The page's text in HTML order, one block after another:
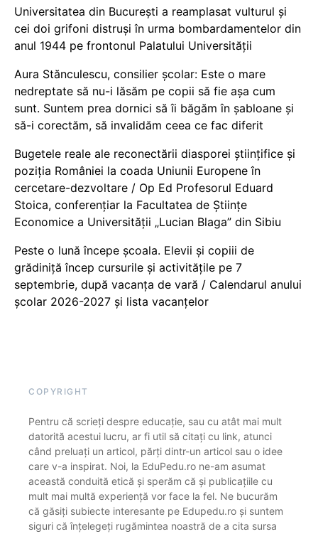
Universitatea din București a reamplasat vulturul și
cei doi grifoni distruși în urma bombardamentelor din
anul 1944 pe frontonul Palatului Universității
Aura Stănculescu, consilier școlar: Este o mare
nedreptate să nu-i lăsăm pe copii să fie așa cum
sunt. Suntem prea dornici să îi băgăm în șabloane și
să-i corectăm, să invalidăm ceea ce fac diferit
Bugetele reale ale reconectării diasporei științifice și
poziția României la coada Uniunii Europene în
cercetare-dezvoltare / Op Ed Profesorul Eduard
Stoica, conferențiar la Facultatea de Științe
Economice a Universității „Lucian Blaga” din Sibiu
Peste o lună începe școala. Elevii și copiii de
grădiniță încep cursurile și activitățile pe 7
septembrie, după vacanța de vară / Calendarul anului
școlar 2026-2027 și lista vacanțelor
COPYRIGHT
Pentru că scrieți despre educație, sau cu atât mai mult
datorită acestui lucru, ar fi util să citați cu link, atunci
când preluați un articol, părți dintr-un articol sau o idee
care v-a inspirat. Noi, la EduPedu.ro ne-am asumat
această conduită etică și sperăm că și publicațiile cu
mult mai multă experiență vor face la fel. Ne bucurăm
că găsiți subiecte interesante pe Edupedu.ro și suntem
siguri că înțelegeți rugămintea noastră de a cita sursa